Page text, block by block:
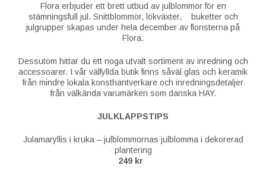
Flora erbjuder ett brett utbud av julblommor för en
stämningsfull jul. Snittblommor, lökväxter, buketter och
julgrupper skapas under hela december av floristerna på
Flora.
Dessutom hittar du ett noga utvalt sortiment av inredning och
accessoarer. I vår välfyllda butik finns såväl glas och keramik
från mindre lokala konsthantverkare och inredningsdetaljer
från välkända varumärken som danska HAY.
JULKLAPPSTIPS
Julamaryllis i kruka – julblommornas julblomma i dekorerad
plantering
249 kr